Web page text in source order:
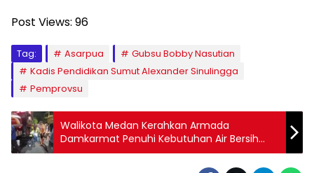
Post Views: 96
Tag: Asarpua
Gubsu Bobby Nasutian
Kadis Pendidikan Sumut Alexander Sinulingga
Pemprovsu
Walikota Medan Kerahkan Armada
Damkarmat Penuhi Kebutuhan Air Bersih
Warga